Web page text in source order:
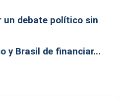
un debate político sin
y Brasil de financiar...